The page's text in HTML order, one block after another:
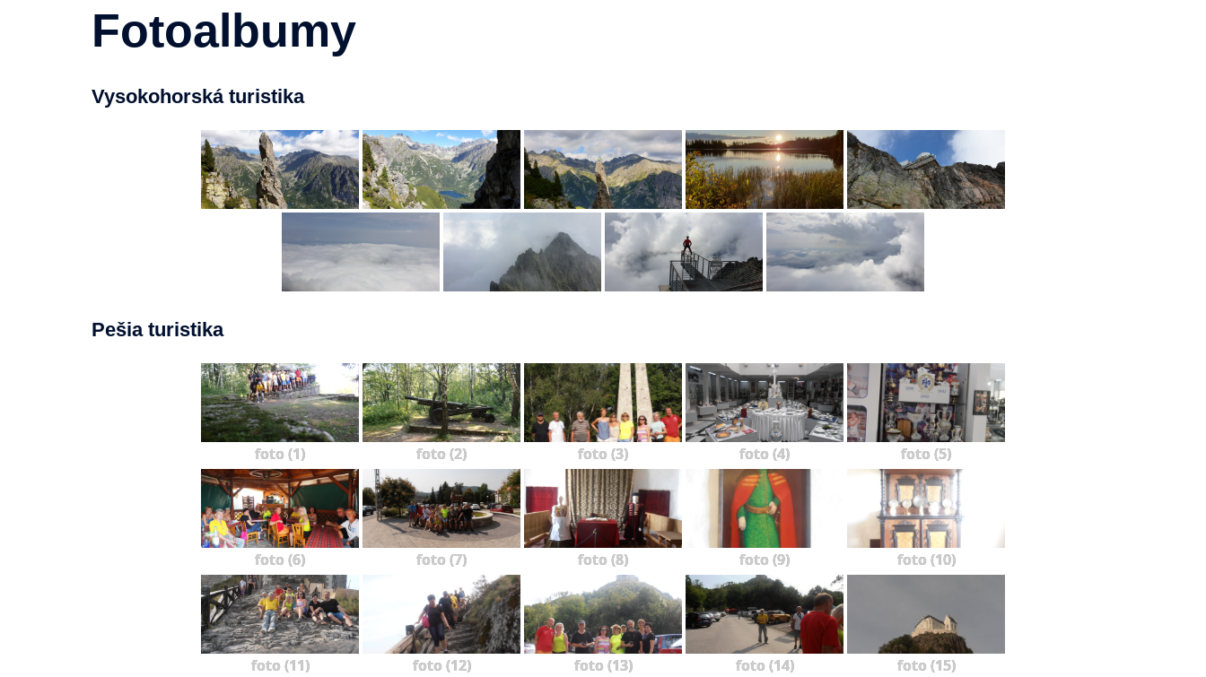
Fotoalbumy
Vysokohorská turistika
Pešia turistika
foto (1) foto (2) foto (3) foto (4) foto (5)
foto (6) foto (7) foto (8) foto (9) foto (10)
foto (11) foto (12) foto (13) foto (14) foto (15)